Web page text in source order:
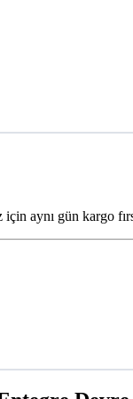
aynı gün kargo